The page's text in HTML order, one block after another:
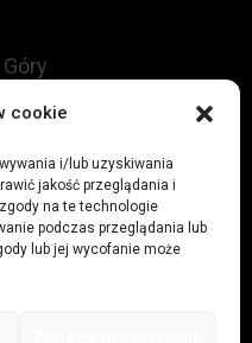
cookie
i/lub uzyskiwania
jakość przeglądania i
na te technologie
podczas przeglądania lub
lub jej wycofanie może